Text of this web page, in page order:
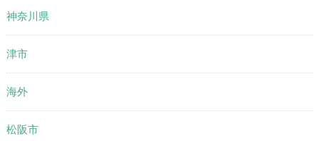
神奈川県
津市
海外
松阪市